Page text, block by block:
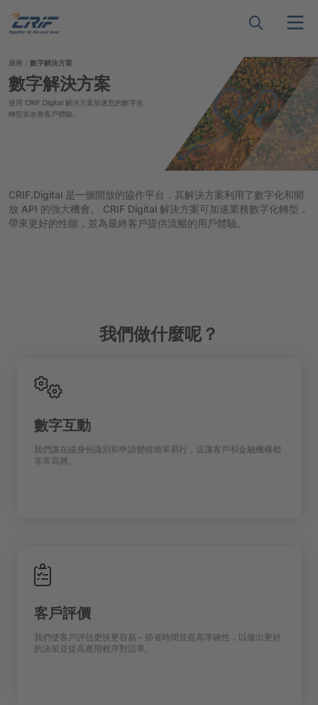
服務 數字解決方案
數字解決方案
使用 CRIF.Digital 解決方案加速您的數字化
轉型並改善客戶體驗。
CRIF.Digital 是一個開放的協作平台，其解決方案利用了數字化和開
放 API 的強大機會。 CRIF Digital 解決方案可加速業務數字化轉型，
帶來更好的性能，並為最終客戶提供流暢的用戶體驗。
我們做什麼呢？
數字互動
我們讓在線身份識別和申請變得簡單易行，這讓客戶和金融機構都
非常高興。
客戶評價
我們使客戶評估更快更容易 - 節省時間並提高準確性，以做出更好
的決策並提高應用程序對話率。